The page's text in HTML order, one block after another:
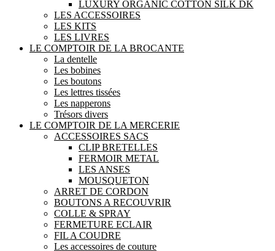
LUXURY ORGANIC COTTON SILK DK
LES ACCESSOIRES
LES KITS
LES LIVRES
LE COMPTOIR DE LA BROCANTE
La dentelle
Les bobines
Les boutons
Les lettres tissées
Les napperons
Trésors divers
LE COMPTOIR DE LA MERCERIE
ACCESSOIRES SACS
CLIP BRETELLES
FERMOIR METAL
LES ANSES
MOUSQUETON
ARRET DE CORDON
BOUTONS A RECOUVRIR
COLLE & SPRAY
FERMETURE ECLAIR
FIL A COUDRE
Les accessoires de couture